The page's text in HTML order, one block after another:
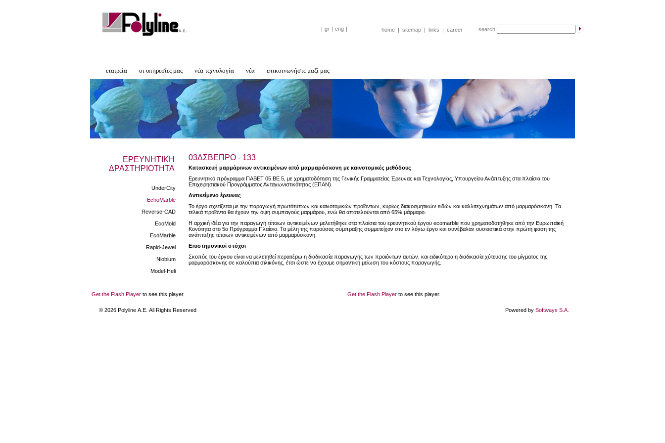
| gr | eng | home | sitemap | links | career search
εταιρεία οι υπηρεσίες μας νέα τεχνολογία νέα επικοινωνήστε μαζί μας
ΕΡΕΥΝΗΤΙΚΗ
ΔΡΑΣΤΗΡΙΟΤΗΤΑ
UnderCity
EchoMarble
Reverse-CAD
EcoMold
EcoMarble
Rapid-Jewel
Niobium
Model-Heli
03ΔΣΒΕΠΡΟ - 133
Κατασκευή μαρμάρινων αντικειμένων από μαρμαρόσκονη με καινοτομικές μεθόδους
Ερευνητικό πρόγραμμα ΠΑΒΕT 05 BE 5, με χρηματοδότηση της Γενικής Γραμματείας Έρευνας και Τεχνολογίας, Υπουργείου Ανάπτυξης στα πλαίσια του
Επιχειρησιακού Προγράμματος Ανταγωνιστικότητας (ΕΠΑΝ).
Αντικείμενο έρευνας
Το έργο σχετίζεται με την παραγωγή πρωτότυπων και καινοτομικών προϊόντων, κυρίως διακοσμητικών ειδών και καλλιτεχνημάτων από μαρμαρόσκονη. Τα
τελικά προϊόντα θα έχουν την όψη συμπαγούς μαρμάρου, ενώ θα αποτελούνται από 65% μάρμαρο.
Η αρχική ιδέα για την παραγωγή τέτοιων αντικειμένων μελετήθηκε στα πλαίσια του ερευνητικού έργου ecomarble που χρηματοδοτήθηκε από την Ευρωπαϊκή
Κονότητα στο 5ο Πρόγραμμα Πλαίσιο. Τα μέλη της παρούσας σύμπραξης συμμετείχαν στο εν λόγω έργο και συνέβαλαν ουσιαστικά στην πρώτη φάση της
ανάπτυξης τέτοιων αντικειμένων από μαρμαρόσκονη.
Επιστημονικοί στόχοι
Σκοπός του έργου είναι να μελετηθεί περαιτέρω η διαδικασία παραγωγής των προϊόντων αυτών, και ειδικότερα η διαδικασία χύτευσης του μίγματος της
μαρμαρόσκονης σε καλούπια σιλικόνης, έτσι ώστε να έχουμε σημαντική μείωση του κόστους παραγωγής.
Get the Flash Player to see this player. Get the Flash Player to see this player.
© 2026 Polyline Α.Ε. All Rights Reserved Powered by Softways S.A.